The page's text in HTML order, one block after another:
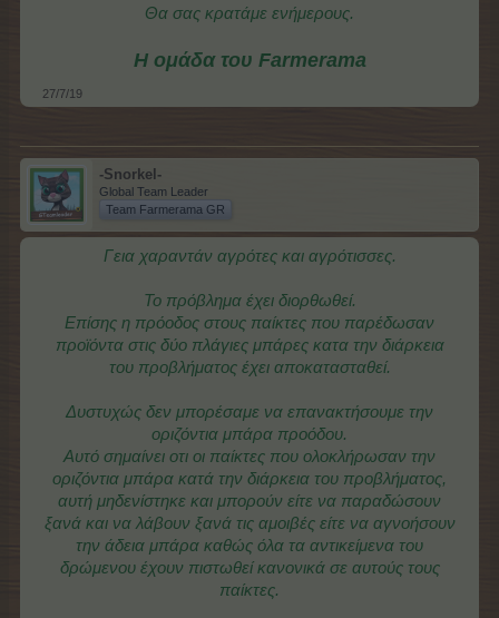
Θα σας κρατάμε ενήμερους.
Η ομάδα του Farmerama
27/7/19
-Snorkel-
Global Team Leader
Team Farmerama GR
Γεια χαραντάν αγρότες και αγρότισσες.
Το πρόβλημα έχει διορθωθεί.
Επίσης η πρόοδος στους παίκτες που παρέδωσαν
προϊόντα στις δύο πλάγιες μπάρες κατα την διάρκεια
του προβλήματος έχει αποκατασταθεί.
Δυστυχώς δεν μπορέσαμε να επανακτήσουμε την
οριζόντια μπάρα προόδου.
Αυτό σημαίνει οτι οι παίκτες που ολοκλήρωσαν την
οριζόντια μπάρα κατά την διάρκεια του προβλήματος,
αυτή μηδενίστηκε και μπορούν είτε να παραδώσουν
ξανά και να λάβουν ξανά τις αμοιβές είτε να αγνοήσουν
την άδεια μπάρα καθώς όλα τα αντικείμενα του
δρώμενου έχουν πιστωθεί κανονικά σε αυτούς τους
παίκτες.